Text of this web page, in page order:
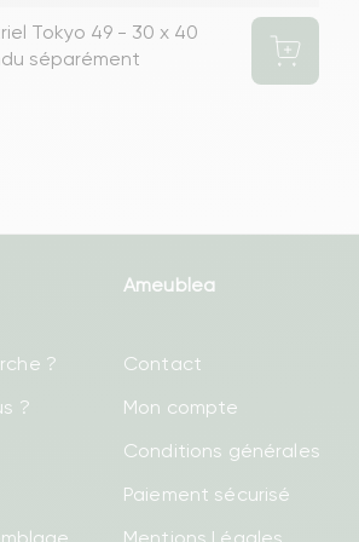
Tokyo 49 - 30 x 40
séparément
?
?
Ameublea
Contact
Mon compte
Conditions générales
Paiement sécurisé